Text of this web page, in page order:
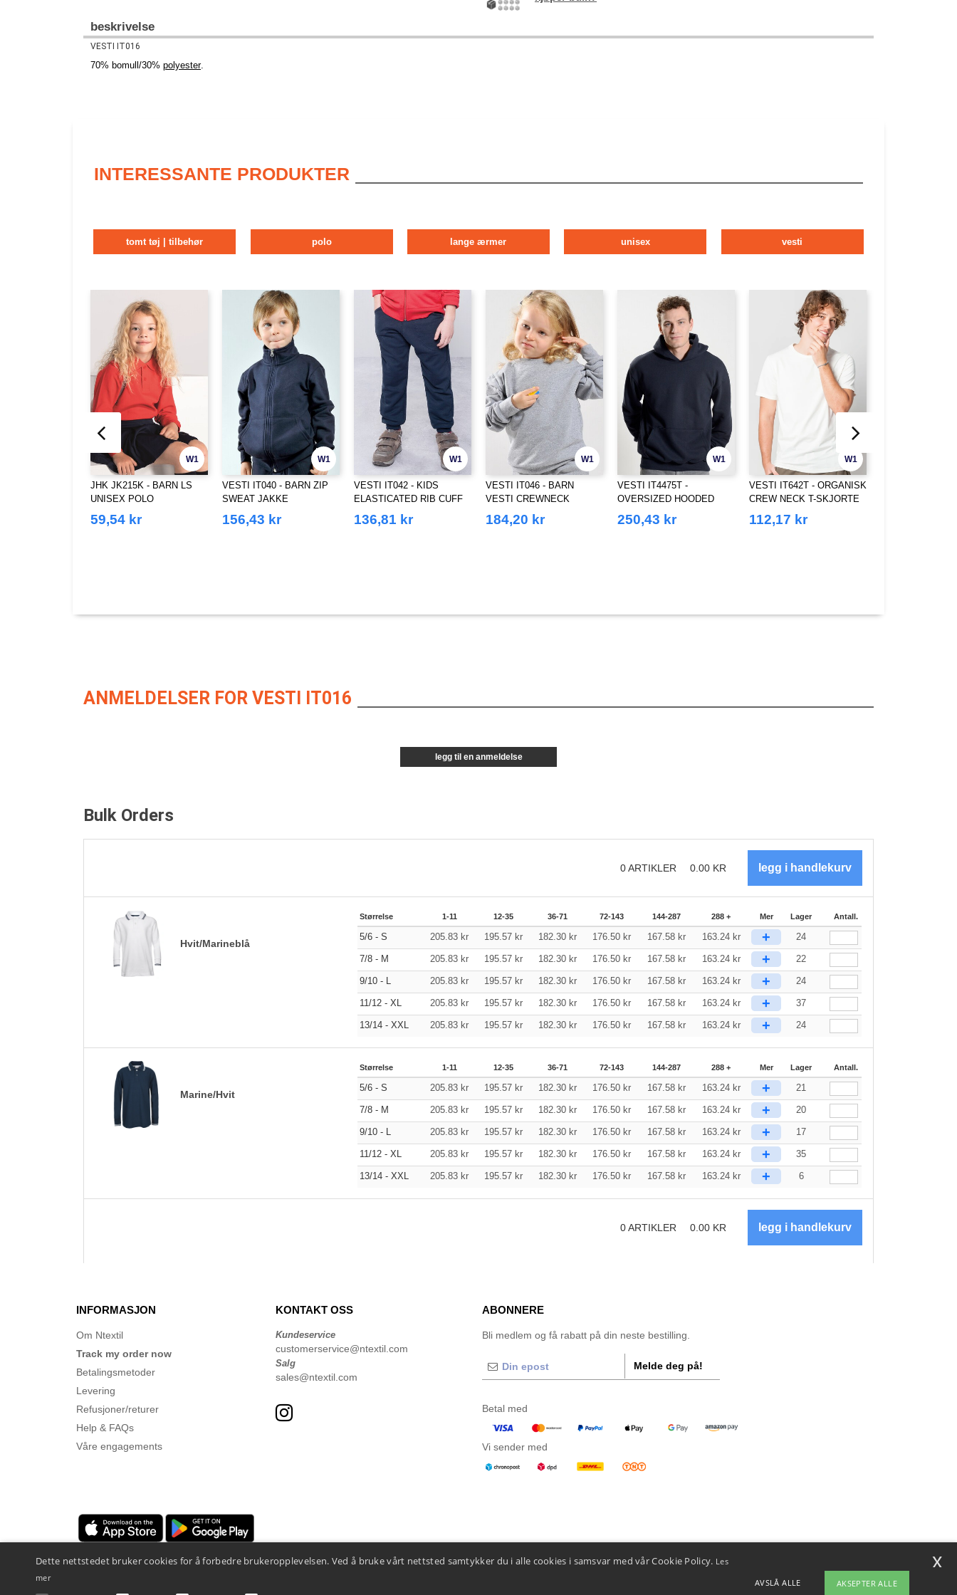
beskrivelse
VESTI IT016
70% bomull/30% polyester.
INTERESSANTE PRODUKTER
tomt tøj | tilbehør polo lange ærmer unisex vesti
W1
JHK JK215K - BARN LS
UNISEX POLO
59,54 kr
W1
VESTI IT040 - BARN ZIP
SWEAT JAKKE
156,43 kr
W1
VESTI IT042 - KIDS
ELASTICATED RIB CUFF
VESTI BUKSER
136,81 kr
W1
VESTI IT046 - BARN
VESTI CREWNECK
184,20 kr
W1
VESTI IT4475T -
OVERSIZED HOODED
250,43 kr
W1
VESTI IT642T - ORGANISK
CREW NECK T-SKJORTE
112,17 kr
ANMELDELSER FOR VESTI IT016
legg til en anmeldelse
Bulk Orders
0ARTIKLER 0.00 KR
Hvit/Marineblå
Størrelse 1-11 12-35 36-71 72-143 144-287 288 + Mer Lager Antall.
5/6 - S 205.83 kr 195.57 kr 182.30 kr 176.50 kr 167.58 kr 163.24 kr + 24
7/8 - M 205.83 kr 195.57 kr 182.30 kr 176.50 kr 167.58 kr 163.24 kr + 22
9/10 - L 205.83 kr 195.57 kr 182.30 kr 176.50 kr 167.58 kr 163.24 kr + 24
11/12 - XL 205.83 kr 195.57 kr 182.30 kr 176.50 kr 167.58 kr 163.24 kr + 37
13/14 - XXL 205.83 kr 195.57 kr 182.30 kr 176.50 kr 167.58 kr 163.24 kr + 24
Marine/Hvit
Størrelse 1-11 12-35 36-71 72-143 144-287 288 + Mer Lager Antall.
5/6 - S 205.83 kr 195.57 kr 182.30 kr 176.50 kr 167.58 kr 163.24 kr + 21
7/8 - M 205.83 kr 195.57 kr 182.30 kr 176.50 kr 167.58 kr 163.24 kr + 20
9/10 - L 205.83 kr 195.57 kr 182.30 kr 176.50 kr 167.58 kr 163.24 kr + 17
11/12 - XL 205.83 kr 195.57 kr 182.30 kr 176.50 kr 167.58 kr 163.24 kr + 35
13/14 - XXL 205.83 kr 195.57 kr 182.30 kr 176.50 kr 167.58 kr 163.24 kr + 6
0ARTIKLER 0.00 KR
INFORMASJON
Om Ntextil
Track my order now
Betalingsmetoder
Levering
Refusjoner/returer
Help & FAQs
Våre engagements
KONTAKT OSS
Kundeservice
customerservice@ntextil.com
Salg
sales@ntextil.com
ABONNERE
Bli medlem og få rabatt på din neste bestilling.
Melde deg på!
Betal med
Vi sender med
Dette nettstedet bruker cookies for å forbedre brukeropplevelsen. Ved å bruke vårt nettsted samtykker du i alle cookies i samsvar med vår Cookie Policy. Les
mer
AVSLÅ ALLE AKSEPTER ALLE
x